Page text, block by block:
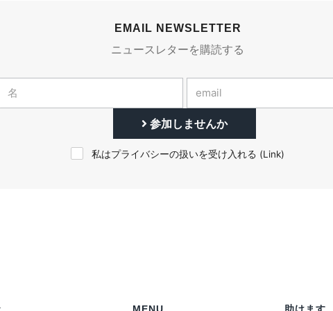
EMAIL NEWSLETTER
ニュースレターを購読する
参加しませんか
私はプライバシーの扱いを受け入れる (Link)